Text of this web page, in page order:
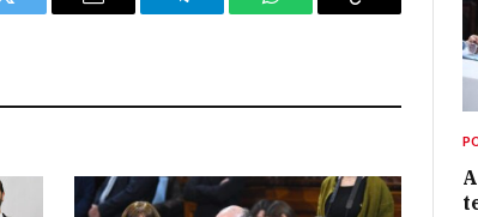
Twitter Email Telegram WhatsAppCopy